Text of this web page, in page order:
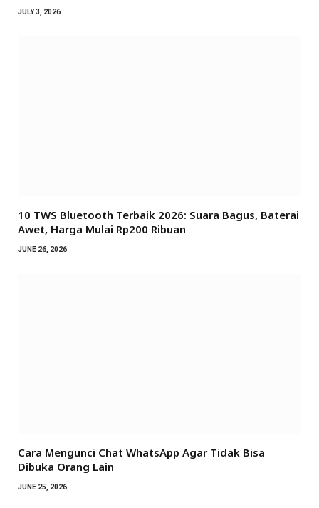
JULY 3, 2026
10 TWS Bluetooth Terbaik 2026: Suara Bagus, Baterai
Awet, Harga Mulai Rp200 Ribuan
JUNE 26, 2026
Cara Mengunci Chat WhatsApp Agar Tidak Bisa
Dibuka Orang Lain
JUNE 25, 2026